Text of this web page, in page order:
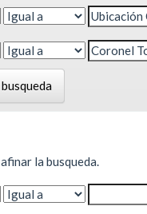
la busqueda.